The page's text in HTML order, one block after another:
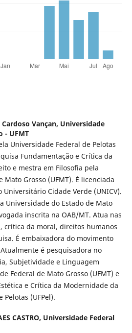
Vançan, Universidade
- UFMT
Universidade Federal de Pelotas
Fundamentação e Crítica da
e mestra em Filosofia pela
Mato Grosso (UFMT). É licenciada
Cidade Verde (UNICV).
Universidade do Estado de Mato
inscrita na OAB/MT. Atua nas
crítica da moral, direitos humanos
É embaixadora do movimento
é pesquisadora no
Subjetividade e Linguagem
Federal de Mato Grosso (UFMT) e
e Crítica da Modernidade da
(UFPel).
CASTRO, Universidade Federal